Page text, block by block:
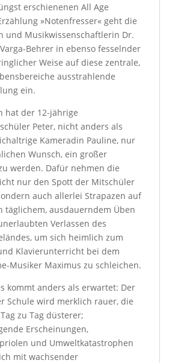
erschienenen All Age
»Notenfresser« geht die
und Musikwissenschaftlerin Dr.
Behrer in ebenso fesselnder
Weise auf diese zentrale,
ausstrahlende
ein.
hat der 12-jährige
Peter, nicht anders als
Kameradin Pauline, nur
Wunsch, ein großer
werden. Dafür nehmen die
nur den Spott der Mitschüler
auch allerlei Strapazen auf
täglichem, ausdauerndem Üben
Verlassen des
um sich heimlich zum
Klavierunterricht bei dem
Musiker Maximus zu schleichen.
kommt anders als erwartet: Der
Schule wird merklich rauer, die
zu Tag düsterer;
Erscheinungen,
und Umweltkatastrophen
mit wachsender